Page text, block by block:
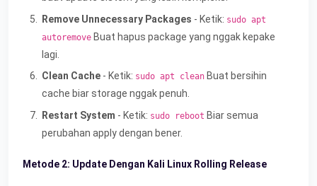
Remove Unnecessary Packages - Ketik: sudo apt
autoremove Buat hapus package yang nggak kepake
lagi.
Clean Cache - Ketik: sudo apt clean Buat bersihin
cache biar storage nggak penuh.
Restart System - Ketik: sudo reboot Biar semua
perubahan apply dengan bener.
Metode 2: Update Dengan Kali Linux Rolling Release